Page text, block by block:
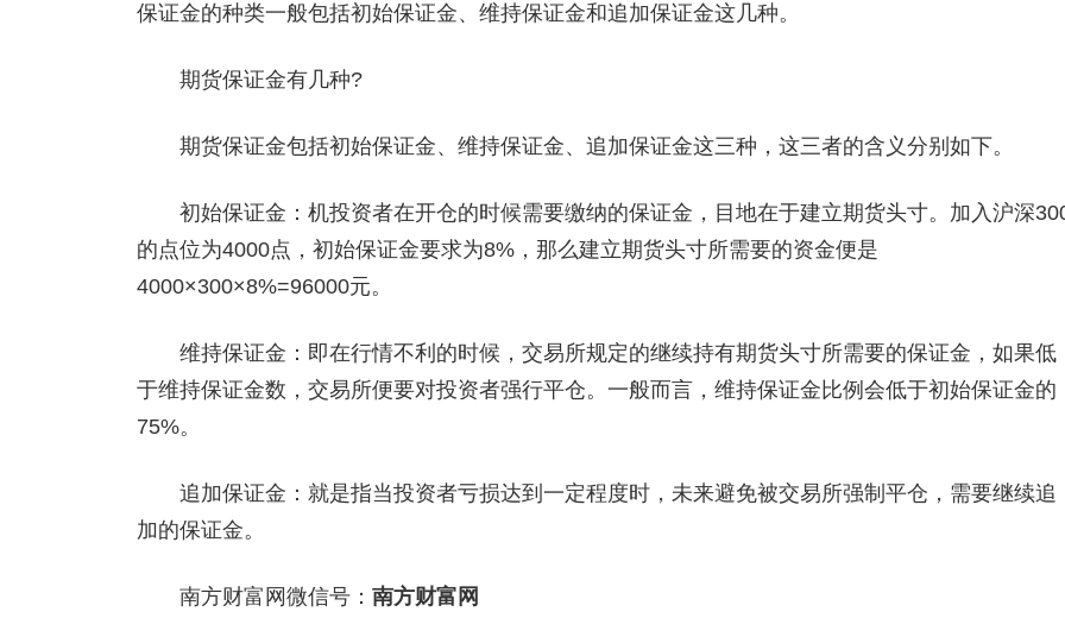
保证金的种类一般包括初始保证金、维持保证金和追加保证金这几种。
期货保证金有几种?
期货保证金包括初始保证金、维持保证金、追加保证金这三种，这三者的含义分别如下。
初始保证金：机投资者在开仓的时候需要缴纳的保证金，目地在于建立期货头寸。加入沪深
的点位为4000点，初始保证金要求为8%，那么建立期货头寸所需要的资金便是
4000×300×8%=96000元。
维持保证金：即在行情不利的时候，交易所规定的继续持有期货头寸所需要的保证金，如果低
于维持保证金数，交易所便要对投资者强行平仓。一般而言，维持保证金比例会低于初始保证金的
75%。
追加保证金：就是指当投资者亏损达到一定程度时，未来避免被交易所强制平仓，需要继续追
加的保证金。
南方财富网微信号： 南方财富网